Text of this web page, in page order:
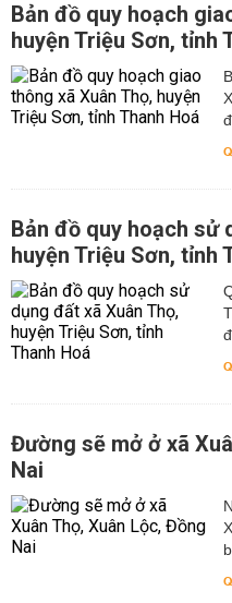
Bản đồ quy hoạch
huyện Triệu Sơn, tỉnh
Bản đồ quy hoạch sử
huyện Triệu Sơn, tỉnh
Đường sẽ mở ở xã
Nai